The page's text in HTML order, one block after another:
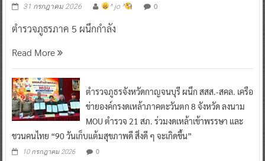
31 กรกฎาคม 2026 ^ jo ^ 0
ตำรวจภูธรภาค 5 ผนึกกำลัง
Read More
ตำรวจภูธรจังหวัดกาญจนบุรี ผนึก สสส.-สคล. เครือ
ข่ายองค์กรงดเหล้าภาคตะวันตก 8 จังหวัด ลงนาม
MOU ตำรวจ 21 สภ. ร่วมงดเหล้าเข้าพรรษา และ
ชวนคนไทย “90 วันเก็บแต้มสุขภาพดี สิ่งดี ๆ จะเกิดขึ้น”
10 กรกฎาคม 2026 0